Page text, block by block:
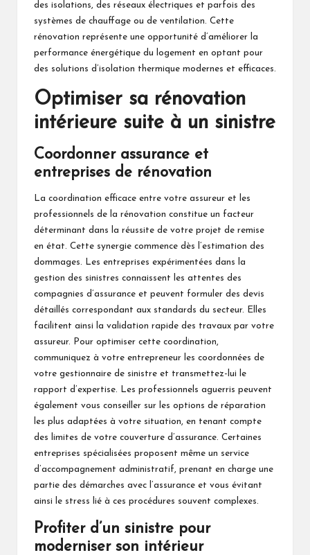
des isolations, des réseaux électriques et parfois des
systèmes de chauffage ou de ventilation. Cette
rénovation représente une opportunité d’améliorer la
performance énergétique du logement en optant pour
des solutions d’isolation thermique modernes et efficaces.
Optimiser sa rénovation
intérieure suite à un sinistre
Coordonner assurance et
entreprises de rénovation
La coordination efficace entre votre assureur et les
professionnels de la rénovation constitue un facteur
déterminant dans la réussite de votre projet de remise
en état. Cette synergie commence dès l’estimation des
dommages. Les entreprises expérimentées dans la
gestion des sinistres connaissent les attentes des
compagnies d’assurance et peuvent formuler des devis
détaillés correspondant aux standards du secteur. Elles
facilitent ainsi la validation rapide des travaux par votre
assureur. Pour optimiser cette coordination,
communiquez à votre entrepreneur les coordonnées de
votre gestionnaire de sinistre et transmettez-lui le
rapport d’expertise. Les professionnels aguerris peuvent
également vous conseiller sur les options de réparation
les plus adaptées à votre situation, en tenant compte
des limites de votre couverture d’assurance. Certaines
entreprises spécialisées proposent même un service
d’accompagnement administratif, prenant en charge une
partie des démarches avec l’assurance et vous évitant
ainsi le stress lié à ces procédures souvent complexes.
Profiter d’un sinistre pour
moderniser son intérieur